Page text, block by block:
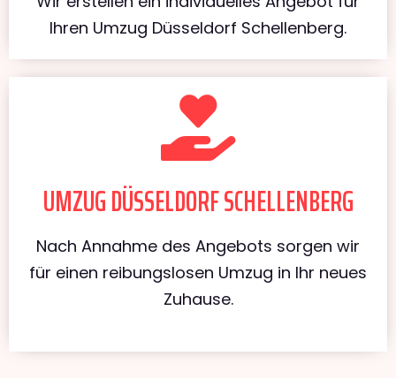
Ihren Umzug Düsseldorf Schellenberg.
UMZUG DÜSSELDORF SCHELLENBERG
Nach Annahme des Angebots sorgen wir
für einen reibungslosen Umzug in Ihr neues
Zuhause.